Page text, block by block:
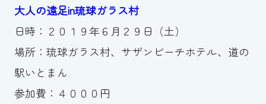
大人の遠足in琉球ガラス村
日時：２０１９年６月２９日（土）
場所：琉球ガラス村、サザンビーチホテル、道の
駅いとまん
参加費：４０００円